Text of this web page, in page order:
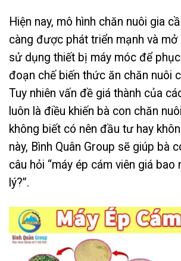
Hiện nay, mô hình chăn nuôi gia
càng được phát triển mạnh và mở
sử dụng thiết bị máy móc để
đoạn chế biến thức ăn chăn nuôi
Tuy nhiên vấn đề giá thành của
luôn là điều khiến bà con chăn
không biết có nên đầu tư hay
này, Bình Quân Group sẽ giúp bà
câu hỏi “máy ép cám viên giá bao
lý?”.